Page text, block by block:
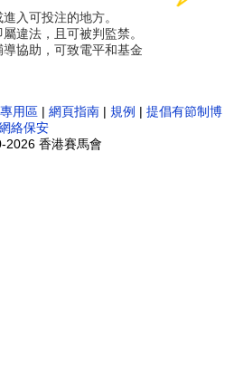
入可投注的地方。
違法，且可被判監禁。
協助，可致電平和基金
用區 | 網頁指南 | 規例 | 提倡有節制博
絡保安
2026 香港賽馬會